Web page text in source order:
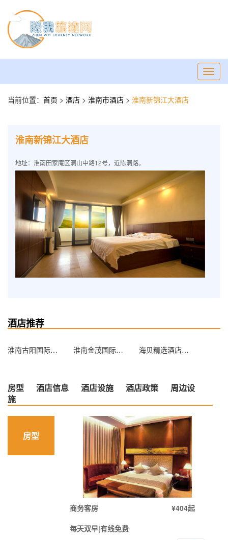
当前位置： 首页 > 酒店 > 淮南市酒店 > 淮南新锦江大酒店
淮南新锦江大酒店
地址：淮南田家庵区洞山中路12号，近陈洞路。
酒店推荐
淮南古阳国际大酒店 淮南金茂国际酒店 海贝精选酒店(淮南广弘城店)
房型 酒店信息 酒店设施 酒店政策
周边设
施
房型
商务客房
¥404起
每天双早|有线免费